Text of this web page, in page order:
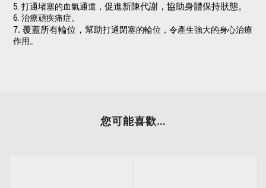
5. 打通堵塞的血氣通道， 促進新陳代謝，協助身體保持狀態。
6. 治療頑疾痛症。
7. 覆蓋所有輪位，幫助打通閉塞的輪位，令產生強大的身心治療
作用。
您可能喜歡...